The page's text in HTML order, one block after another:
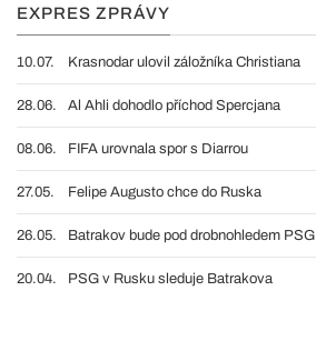
EXPRES ZPRÁVY
10.07. Krasnodar ulovil záložníka Christiana
28.06. Al Ahli dohodlo příchod Spercjana
08.06. FIFA urovnala spor s Diarrou
27.05. Felipe Augusto chce do Ruska
26.05. Batrakov bude pod drobnohledem PSG
20.04. PSG v Rusku sleduje Batrakova